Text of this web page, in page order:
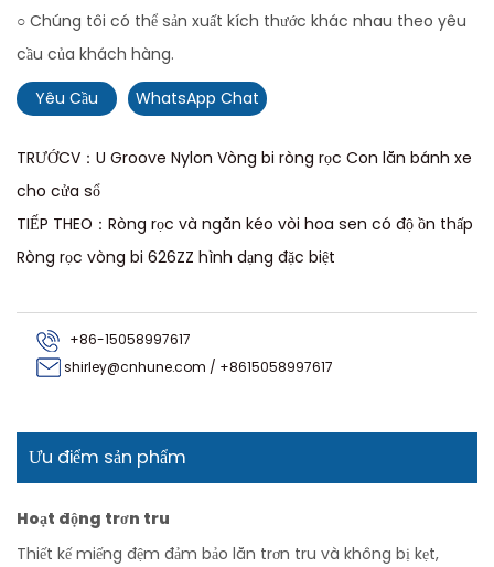
○ Chúng tôi có thể sản xuất kích thước khác nhau theo yêu
cầu của khách hàng.
Yêu Cầu
WhatsApp Chat
TRƯỚCV：U Groove Nylon Vòng bi ròng rọc Con lăn bánh xe
cho cửa sổ
TIẾP THEO：Ròng rọc và ngăn kéo vòi hoa sen có độ ồn thấp
Ròng rọc vòng bi 626ZZ hình dạng đặc biệt
+86-15058997617
shirley@cnhune.com / +8615058997617
Ưu điểm sản phẩm
Hoạt động trơn tru
Thiết kế miếng đệm đảm bảo lăn trơn tru và không bị kẹt,